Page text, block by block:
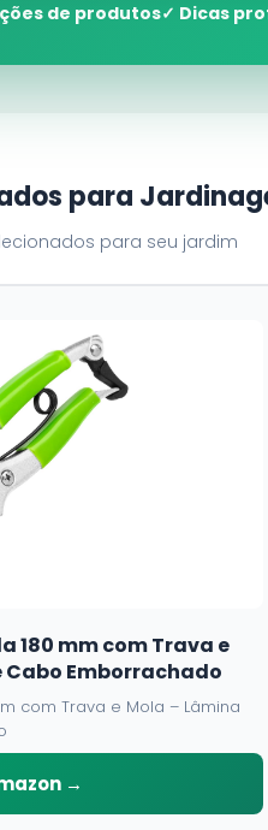
de produtos✓ Dicas
para
para seu jardim
180 mm com Trava e
Cabo Emborrachado
com Trava e Mola – Lâmina
→